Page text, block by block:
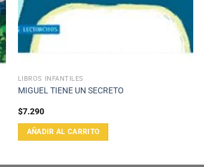
LIBROS INFANTILES
MIGUEL TIENE UN SECRETO
$7.290
AÑADIR AL CARRITO